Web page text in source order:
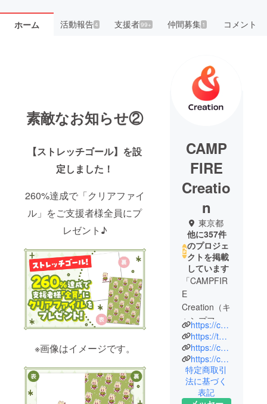
ホーム 活動報告4 支援者99+ 仲間募集 1 コメント
素敵なお知らせ②
【ストレッチゴール】を設
定しました！
260%達成で「クリアファイ
ル」をご支援者様全員にプ
レゼント♪
※画像はイメージです。
CAMP
FIRE
Creatio
n
東京都
他に357件
のプロジェ
クトを掲載
しています
「CAMPFIR
E
Creation（キ
ャンプファ
イヤー クリ
エーショ
ン）」は、
株式会社
CAMPFIRE
の商品企画
https://camp-fire.jp/creation
https://twitter.com/CF_Creation
https://camp-fire.jp/privacy
https://camp-fire.jp/inquiries
特定商取引
法に基づく
表記